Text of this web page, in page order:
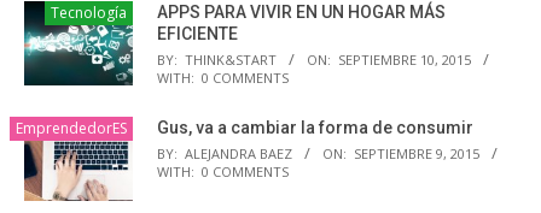
Tecnología
APPS PARA VIVIR EN UN HOGAR MÁS
EFICIENTE
BY: THINK&START ON: SEPTIEMBRE 10, 2015
WITH: 0 COMMENTS
EmprendedorES Gus, va a cambiar la forma de consumir
BY: ALEJANDRA BAEZ ON: SEPTIEMBRE 9, 2015
WITH: 0 COMMENTS